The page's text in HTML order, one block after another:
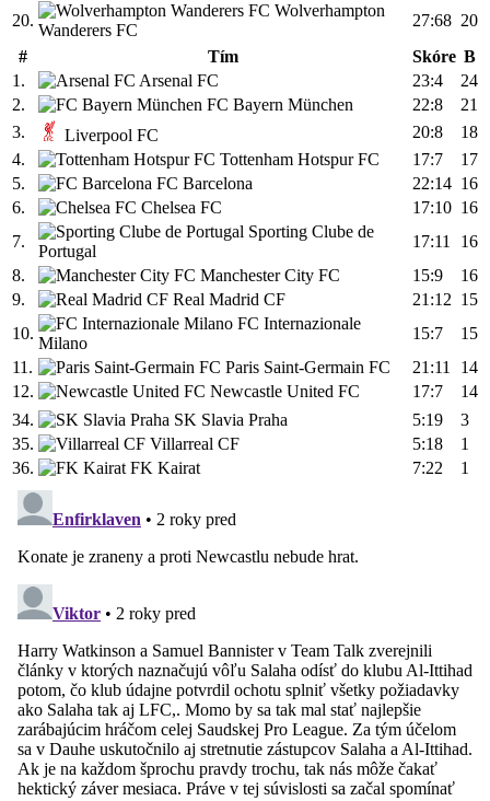
20.
Wolverhampton
Wanderers FC
27:68 20
#
Tím Skóre B
1.
Arsenal FC 23:4
24
2.
FC Bayern München 22:8
21
3.
Liverpool FC 20:8
18
4.
Tottenham Hotspur FC 17:7
17
5.
FC Barcelona 22:14 16
6.
Chelsea FC 17:10 16
7.
Sporting Clube de
Portugal
17:11
16
8.
Manchester City FC 15:9
16
9.
Real Madrid CF 21:12 15
10.
FC Internazionale
Milano
15:7
15
11.
Paris Saint-Germain FC 21:11
14
12.
Newcastle United FC 17:7
14
34.
SK Slavia Praha 5:19
3
35.
Villarreal CF 5:18
1
36.
FK Kairat 7:22 1